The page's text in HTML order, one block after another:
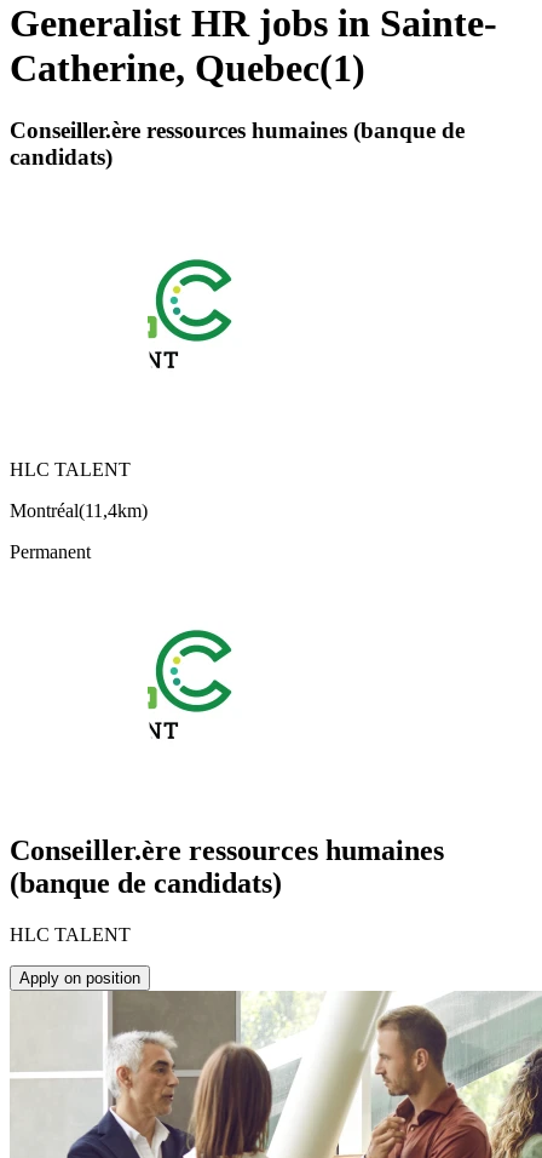
Generalist HR jobs in Sainte-
Catherine, Quebec(1)
Conseiller.ère ressources humaines (banque de
candidats)
HLC TALENT
Montréal(11,4km)
Permanent
Conseiller.ère ressources humaines
(banque de candidats)
HLC TALENT
Apply on position